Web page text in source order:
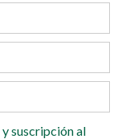
y suscripción al